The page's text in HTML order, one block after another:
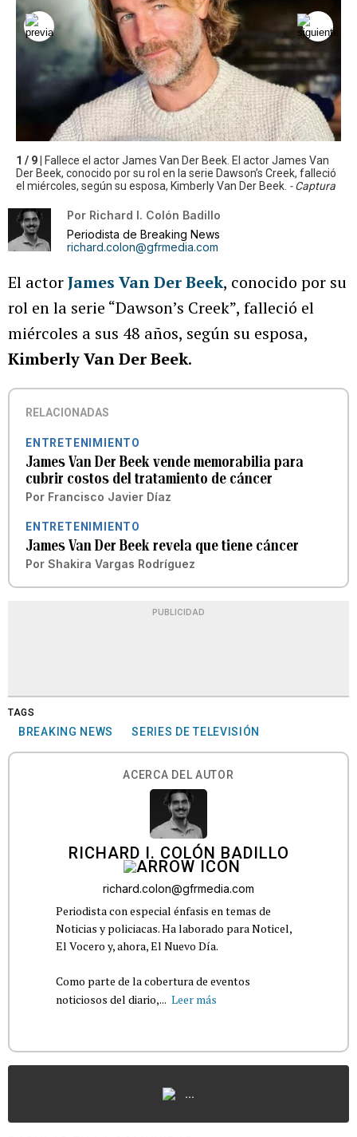
1 / 9 |
Fallece el actor James Van Der Beek. El actor James Van
Der Beek, conocido por su rol en la serie Dawson’s Creek, falleció
el miércoles, según su esposa, Kimberly Van Der Beek. - Captura
Por Richard I. Colón Badillo
Periodista de Breaking News
richard.colon@gfrmedia.com
El actorJames Van Der Beek, conocido por su
rol en la serie “Dawson’s Creek”, falleció el
miércoles a sus 48 años, según su esposa,
Kimberly Van Der Beek.
RELACIONADAS
ENTRETENIMIENTO
James Van Der Beek vende memorabilia para
cubrir costos del tratamiento de cáncer
Por Francisco Javier Díaz
ENTRETENIMIENTO
James Van Der Beek revela que tiene cáncer
Por Shakira Vargas Rodríguez
PUBLICIDAD
TAGS
BREAKING NEWS SERIES DE TELEVISIÓN
ACERCA DEL AUTOR
RICHARD I. COLÓN BADILLO
richard.colon@gfrmedia.com
Periodista con especial énfasis en temas de
Noticias y policiacas. Ha laborado para Noticel,
El Vocero y, ahora, El Nuevo Día.
Como parte de la cobertura de eventos
noticiosos del diario,... Leer más
...